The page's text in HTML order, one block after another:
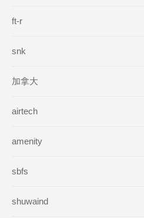
ft-r
snk
加拿大
airtech
amenity
sbfs
shuwaind